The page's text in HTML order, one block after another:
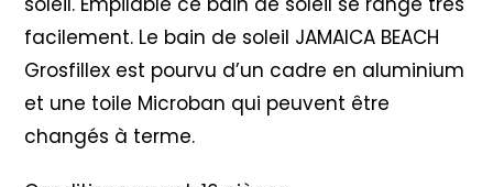
facilement. Le bain de soleil JAMAICA BEACH
Grosfillex est pourvu d’un cadre en aluminium
et une toile Microban qui peuvent être
changés à terme.